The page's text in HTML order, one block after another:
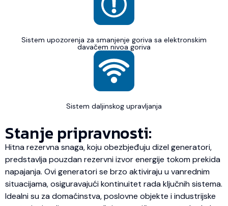
Sistem upozorenja za smanjenje goriva sa elektronskim
davačem nivoa goriva
Sistem daljinskog upravljanja
Stanje pripravnosti:
Hitna rezervna snaga, koju obezbjeđuju dizel generatori,
predstavlja pouzdan rezervni izvor energije tokom prekida
napajanja. Ovi generatori se brzo aktiviraju u vanrednim
situacijama, osiguravajući kontinuitet rada ključnih sistema.
Idealni su za domaćinstva, poslovne objekte i industrijske